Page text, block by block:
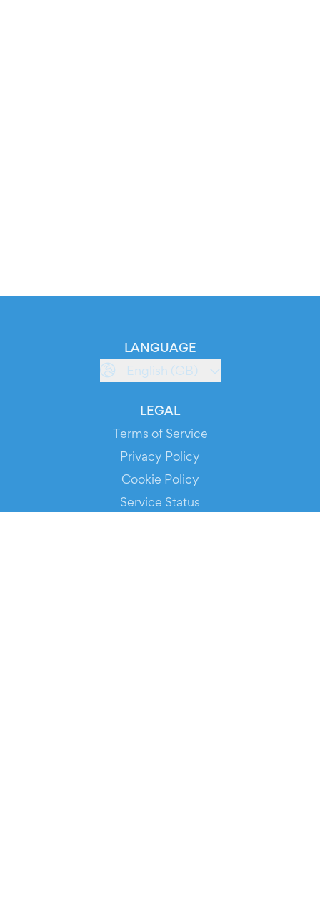
LANGUAGE
English (GB)
LEGAL
Terms of Service
Privacy Policy
Cookie Policy
Service Status